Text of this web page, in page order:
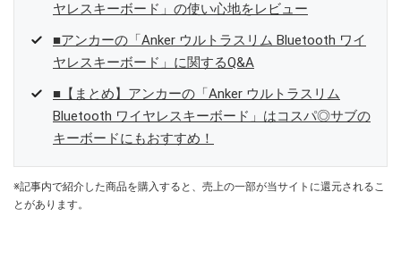
ヤレスキーボード」の使い心地をレビュー
■アンカーの「Anker ウルトラスリム Bluetooth ワイ
ヤレスキーボード」に関するQ&A
■【まとめ】アンカーの「Anker ウルトラスリム
Bluetooth ワイヤレスキーボード」はコスパ◎サブの
キーボードにもおすすめ！
※記事内で紹介した商品を購入すると、売上の一部が当サイトに還元されるこ
とがあります。